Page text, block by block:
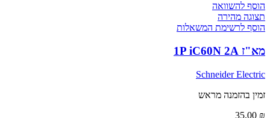
הוסף להשוואה
תצוגה מהירה
הוסף לרשימת המשאלות
מא"ז 1P iC60N 2A
Schneider Electric
זמין בהזמנה מראש
35.00 ₪